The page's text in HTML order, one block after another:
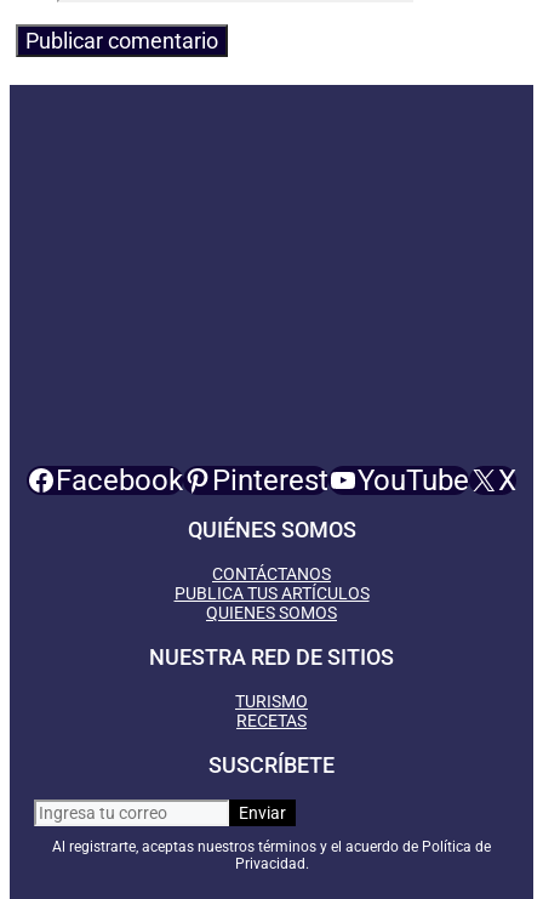
Facebook Pinterest YouTube X
QUIÉNES SOMOS
CONTÁCTANOS
PUBLICA TUS ARTÍCULOS
QUIENES SOMOS
NUESTRA RED DE SITIOS
TURISMO
RECETAS
SUSCRÍBETE
Al registrarte, aceptas nuestros términos y el acuerdo de Política de
Privacidad.